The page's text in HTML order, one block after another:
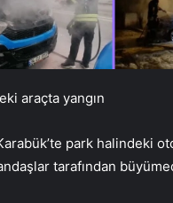
araçta yangın
park halindeki
tarafından